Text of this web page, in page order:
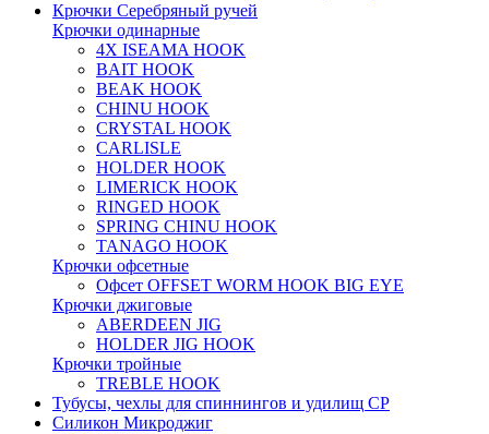
Крючки Серебряный ручей
Крючки одинарные
4X ISEAMA HOOK
BAIT HOOK
BEAK HOOK
CHINU HOOK
CRYSTAL HOOK
CARLISLE
HOLDER HOOK
LIMERICK HOOK
RINGED HOOK
SPRING CHINU HOOK
TANAGO HOOK
Крючки офсетные
Офсет OFFSET WORM HOOK BIG EYE
Крючки джиговые
ABERDEEN JIG
HOLDER JIG HOOK
Крючки тройные
TREBLE HOOK
Тубусы, чехлы для спиннингов и удилищ СР
Силикон Микроджиг